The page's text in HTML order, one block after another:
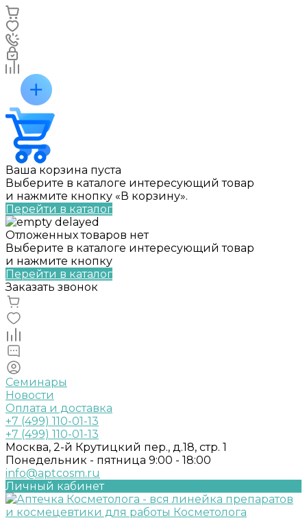
Ваша корзина пуста
Выберите в каталоге интересующий товар
и нажмите кнопку «В корзину».
Перейти в каталог
Отложенных товаров нет
Выберите в каталоге интересующий товар
и нажмите кнопку
Перейти в каталог
Заказать звонок
Семинары
Новости
Оплата и доставка
+7 (499) 110-01-13
+7 (499) 110-01-13
Москва, 2-й Крутицкий пер., д.18, стр. 1
Понедельник - пятница 9:00 - 18:00
info@aptcosm.ru
Личный кабинет